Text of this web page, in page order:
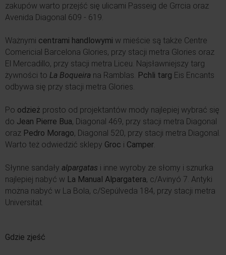
zakupów warto przejść się ulicami Passeig de Grrcia oraz
Avenida Diagonal 609 - 619.
Ważnymi centrami handlowymi w mieście są także Centre
Comericial Barcelona Glories, przy stacji metra Glories oraz
El Mercadillo, przy stacji metra Liceu. Najsławniejszy targ
żywności to La Boqueira na Ramblas. Pchli targ Eis Encants
odbywa się przy stacji metra Glories.
Po odzież prosto od projektantów mody najlepiej wybrać się
do Jean Pierre Bua, Diagonal 469, przy stacji metra Diagonal
oraz Pedro Morago, Diagonal 520, przy stacji metra Diagonal.
Warto też odwiedzić sklepy Groc i Camper.
Słynne sandały alpargatas i inne wyroby ze słomy i sznurka
najlepiej nabyć w La Manual Alpargatera, c/Avinyó 7. Antyki
można nabyć w La Bola, c/Sepúlveda 184, przy stacji metra
Universitat.
Gdzie zjeść